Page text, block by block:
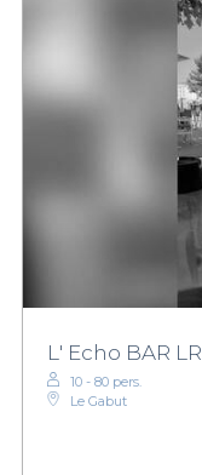
L' Echo BAR LR
10 - 80 pers.
Le Gabut